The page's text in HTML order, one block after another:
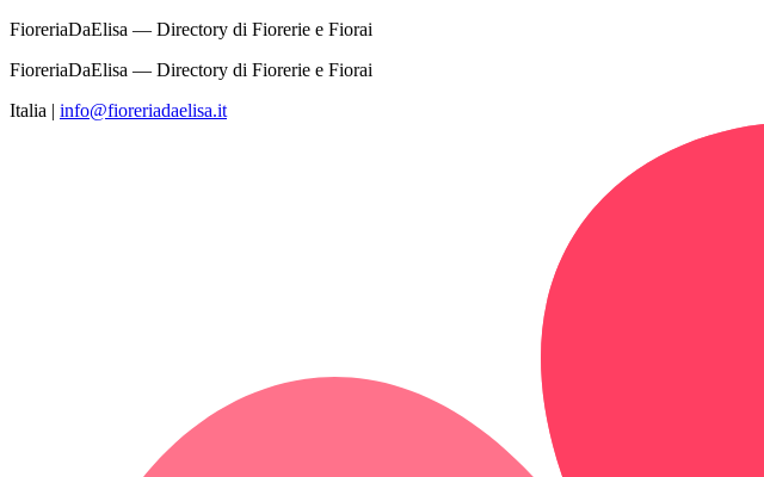
FioreriaDaElisa — Directory di Fiorerie e Fiorai
FioreriaDaElisa — Directory di Fiorerie e Fiorai
Italia | info@fioreriadaelisa.it